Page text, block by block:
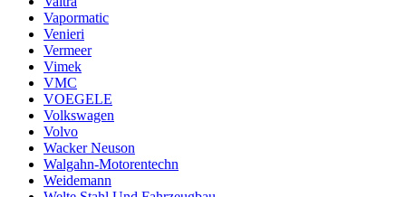
Vapormatic
Venieri
Vermeer
Vimek
VMC
VOEGELE
Volkswagen
Volvo
Wacker Neuson
Walgahn-Motorentechn
Weidemann